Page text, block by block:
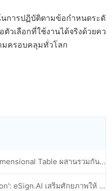
นการปฏิบัติตามข้อกำหนดระดั
วเลือกที่ใช้งานได้จริงด้วยคว
มครอบคลุมทั่วโลก
eSign.AI และ Lark Multi-Dimensional Table ผสานรวมกันอย่างเป็นทางการ: การลงนามและการเก็บถาวรสัญญาอิเล็กทรอนิกส์แบบอัตโนมัติเต็มรูปแบบ
เปิดตัวสกิล 'esign-automation': eSign.AI เสริมศักยภาพให้ OpenClaw ด้วยลายเซ็นอิเล็กทรอนิกส์อัตโนมัติ